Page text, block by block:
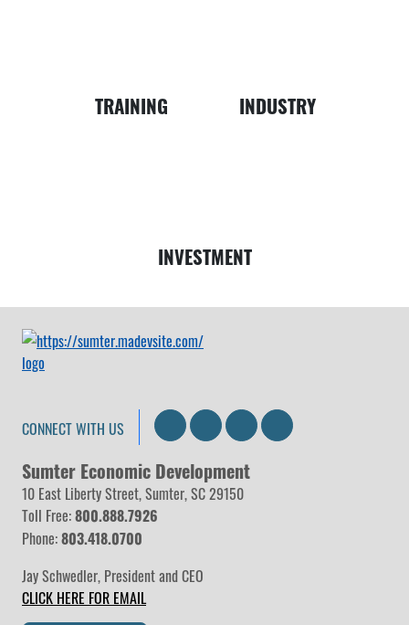
TRAINING INDUSTRY
INVESTMENT
CONNECT WITH US SearchLinkedInFacebookInstagram
Sumter Economic Development
10 East Liberty Street, Sumter, SC 29150
Toll Free:800.888.7926
Phone:803.418.0700
Jay Schwedler,President and CEO
CLICK HERE FOR EMAIL